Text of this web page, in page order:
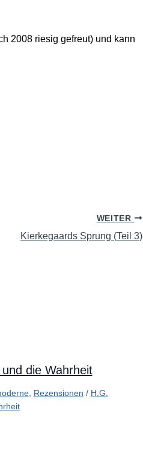
2008 riesig gefreut) und kann
WEITER
Kierkegaards Sprung (Teil 3)
die Wahrheit
, Rezensionen / H.G.